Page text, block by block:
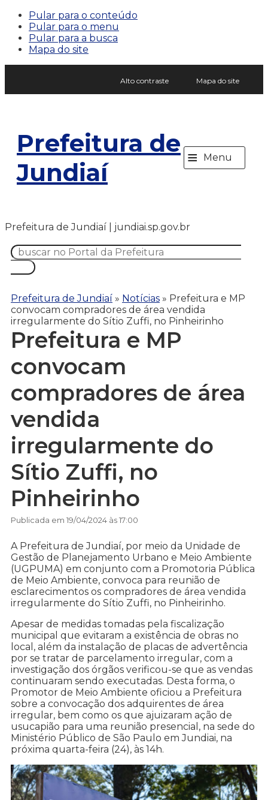
Pular para o conteúdo
Pular para o menu
Pular para a busca
Mapa do site
Alto contraste Mapa do site
Prefeitura de
Jundiaí
≡ Menu
Prefeitura de Jundiaí | jundiai.sp.gov.br
Prefeitura de Jundiaí » Notícias » Prefeitura e MP
convocam compradores de área vendida
irregularmente do Sítio Zuffi, no Pinheirinho
Prefeitura e MP
convocam
compradores de área
vendida
irregularmente do
Sítio Zuffi, no
Pinheirinho
Publicada em 19/04/2024 às 17:00
A Prefeitura de Jundiaí, por meio da Unidade de
Gestão de Planejamento Urbano e Meio Ambiente
(UGPUMA) em conjunto com a Promotoria Pública
de Meio Ambiente, convoca para reunião de
esclarecimentos os compradores de área vendida
irregularmente do Sítio Zuffi, no Pinheirinho.
Apesar de medidas tomadas pela fiscalização
municipal que evitaram a existência de obras no
local, além da instalação de placas de advertência
por se tratar de parcelamento irregular, com a
investigação dos órgãos verificou-se que as vendas
continuaram sendo executadas. Desta forma, o
Promotor de Meio Ambiente oficiou a Prefeitura
sobre a convocação dos adquirentes de área
irregular, bem como os que ajuizaram ação de
usucapião para uma reunião presencial, na sede do
Ministério Público de São Paulo em Jundiai, na
próxima quarta-feira (24), às 14h.